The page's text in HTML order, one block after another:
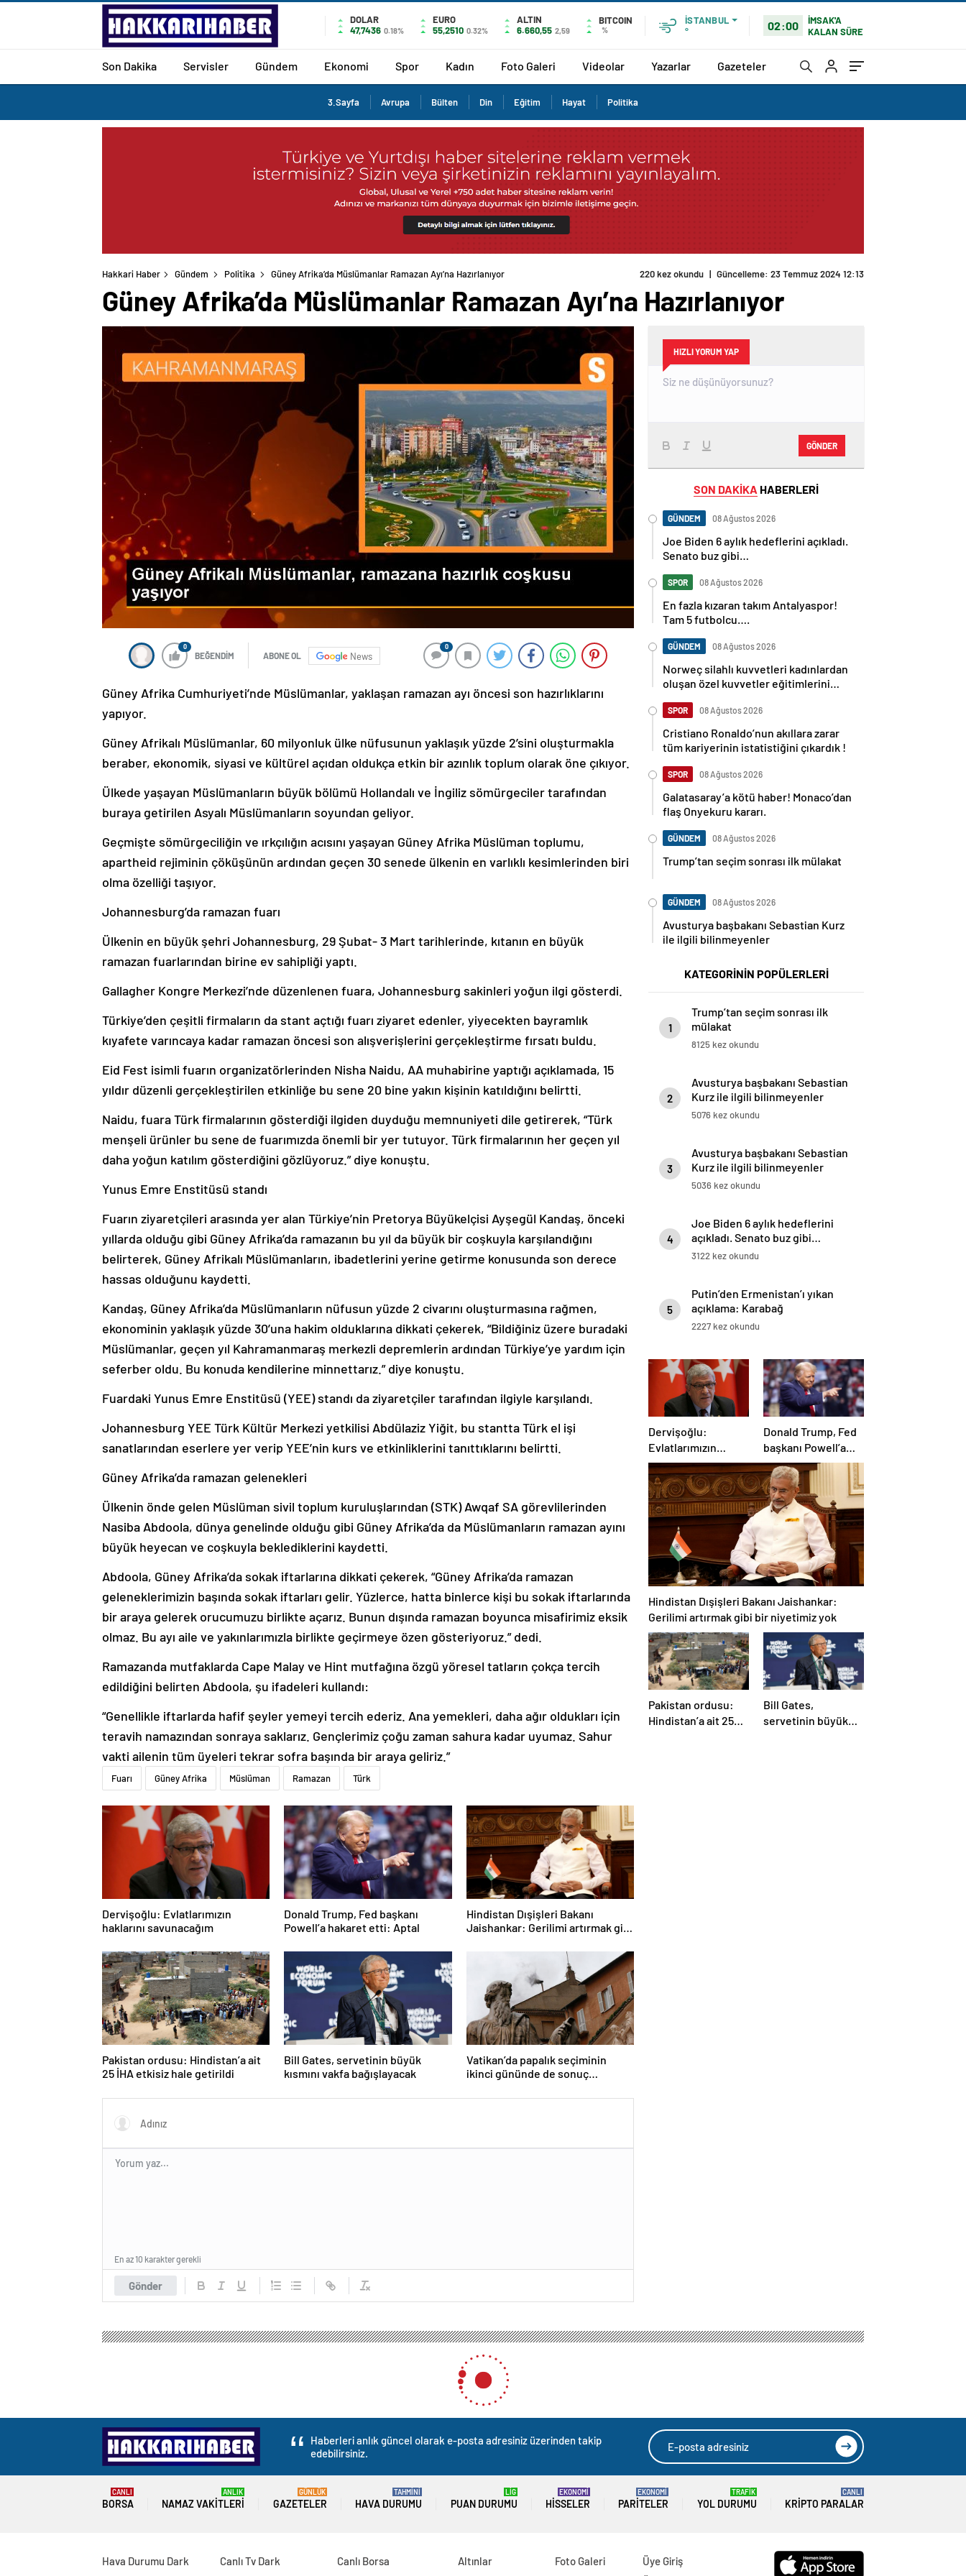
DOLAR
47,7436 0.18%
EURO
55,2510 0.32%
ALTIN
6.660,55 2,59
BITCOIN
%
İSTANBUL
°
02:00
İMSAK'A
KALAN SÜRE
Son Dakika Servisler Gündem Ekonomi Spor Kadın Foto Galeri Videolar Yazarlar Gazeteler
3.Sayfa Avrupa Bülten Din Eğitim Hayat Politika
Hakkari Haber Gündem Politika Güney Afrika’da Müslümanlar Ramazan Ayı’na Hazırlanıyor 220 kez okundu | Güncelleme: 23 Temmuz 2024 12:13
Güney Afrika’da Müslümanlar Ramazan Ayı’na Hazırlanıyor
0
BEĞENDİM ABONE OL News
0
Güney Afrika Cumhuriyeti’nde Müslümanlar, yaklaşan ramazan ayı öncesi son hazırlıklarını
yapıyor.
Güney Afrikalı Müslümanlar, 60 milyonluk ülke nüfusunun yaklaşık yüzde 2’sini oluşturmakla
beraber, ekonomik, siyasi ve kültürel açıdan oldukça etkin bir azınlık toplum olarak öne çıkıyor.
Ülkede yaşayan Müslümanların büyük bölümü Hollandalı ve İngiliz sömürgeciler tarafından
buraya getirilen Asyalı Müslümanların soyundan geliyor.
Geçmişte sömürgeciliğin ve ırkçılığın acısını yaşayan Güney Afrika Müslüman toplumu,
apartheid rejiminin çöküşünün ardından geçen 30 senede ülkenin en varlıklı kesimlerinden biri
olma özelliği taşıyor.
Johannesburg’da ramazan fuarı
Ülkenin en büyük şehri Johannesburg, 29 Şubat- 3 Mart tarihlerinde, kıtanın en büyük
ramazan fuarlarından birine ev sahipliği yaptı.
Gallagher Kongre Merkezi’nde düzenlenen fuara, Johannesburg sakinleri yoğun ilgi gösterdi.
Türkiye’den çeşitli firmaların da stant açtığı fuarı ziyaret edenler, yiyecekten bayramlık
kıyafete varıncaya kadar ramazan öncesi son alışverişlerini gerçekleştirme fırsatı buldu.
Eid Fest isimli fuarın organizatörlerinden Nisha Naidu, AA muhabirine yaptığı açıklamada, 15
yıldır düzenli gerçekleştirilen etkinliğe bu sene 20 bine yakın kişinin katıldığını belirtti.
Naidu, fuara Türk firmalarının gösterdiği ilgiden duyduğu memnuniyeti dile getirerek, “Türk
menşeli ürünler bu sene de fuarımızda önemli bir yer tutuyor. Türk firmalarının her geçen yıl
daha yoğun katılım gösterdiğini gözlüyoruz.” diye konuştu.
Yunus Emre Enstitüsü standı
Fuarın ziyaretçileri arasında yer alan Türkiye’nin Pretorya Büyükelçisi Ayşegül Kandaş, önceki
yıllarda olduğu gibi Güney Afrika’da ramazanın bu yıl da büyük bir coşkuyla karşılandığını
belirterek, Güney Afrikalı Müslümanların, ibadetlerini yerine getirme konusunda son derece
hassas olduğunu kaydetti.
Kandaş, Güney Afrika’da Müslümanların nüfusun yüzde 2 civarını oluşturmasına rağmen,
ekonominin yaklaşık yüzde 30’una hakim olduklarına dikkati çekerek, “Bildiğiniz üzere buradaki
Müslümanlar, geçen yıl Kahramanmaraş merkezli depremlerin ardından Türkiye’ye yardım için
seferber oldu. Bu konuda kendilerine minnettarız.” diye konuştu.
Fuardaki Yunus Emre Enstitüsü (YEE) standı da ziyaretçiler tarafından ilgiyle karşılandı.
Johannesburg YEE Türk Kültür Merkezi yetkilisi Abdülaziz Yiğit, bu stantta Türk el işi
sanatlarından eserlere yer verip YEE’nin kurs ve etkinliklerini tanıttıklarını belirtti.
Güney Afrika’da ramazan gelenekleri
Ülkenin önde gelen Müslüman sivil toplum kuruluşlarından (STK) Awqaf SA görevlilerinden
Nasiba Abdoola, dünya genelinde olduğu gibi Güney Afrika’da da Müslümanların ramazan ayını
büyük heyecan ve coşkuyla beklediklerini kaydetti.
Abdoola, Güney Afrika’da sokak iftarlarına dikkati çekerek, “Güney Afrika’da ramazan
geleneklerimizin başında sokak iftarları gelir. Yüzlerce, hatta binlerce kişi bu sokak iftarlarında
bir araya gelerek orucumuzu birlikte açarız. Bunun dışında ramazan boyunca misafirimiz eksik
olmaz. Bu ayı aile ve yakınlarımızla birlikte geçirmeye özen gösteriyoruz.” dedi.
Ramazanda mutfaklarda Cape Malay ve Hint mutfağına özgü yöresel tatların çokça tercih
edildiğini belirten Abdoola, şu ifadeleri kullandı:
“Genellikle iftarlarda hafif şeyler yemeyi tercih ederiz. Ana yemekleri, daha ağır oldukları için
teravih namazından sonraya saklarız. Gençlerimiz çoğu zaman sahura kadar uyumaz. Sahur
vakti ailenin tüm üyeleri tekrar sofra başında bir araya geliriz.”
Fuarı Güney Afrika Müslüman Ramazan Türk
Dervişoğlu: Evlatlarımızın
haklarını savunacağım
Donald Trump, Fed başkanı
Powell’a hakaret etti: Aptal
Hindistan Dışişleri Bakanı
Jaishankar: Gerilimi artırmak gibi
Pakistan ordusu: Hindistan’a ait
25 İHA etkisiz hale getirildi
Bill Gates, servetinin büyük
kısmını vakfa bağışlayacak
Vatikan’da papalık seçiminin
ikinci gününde de sonuç
Gönder
En az 10 karakter gerekli
HIZLI YORUM YAP
GÖNDER
SON DAKİKA HABERLERİ
GÜNDEM 08 Ağustos 2026
Joe Biden 6 aylık hedeflerini açıkladı.
Senato buz gibi…
SPOR 08 Ağustos 2026
En fazla kızaran takım Antalyaspor!
Tam 5 futbolcu….
GÜNDEM 08 Ağustos 2026
Norweç silahlı kuvvetleri kadınlardan
oluşan özel kuvvetler eğitimlerini
SPOR 08 Ağustos 2026
Cristiano Ronaldo’nun akıllara zarar
tüm kariyerinin istatistiğini çıkardık !
SPOR 08 Ağustos 2026
Galatasaray’a kötü haber! Monaco’dan
flaş Onyekuru kararı.
GÜNDEM 08 Ağustos 2026
Trump’tan seçim sonrası ilk mülakat
GÜNDEM 08 Ağustos 2026
Avusturya başbakanı Sebastian Kurz
ile ilgili bilinmeyenler
KATEGORİNİN POPÜLERLERİ
1
Trump’tan seçim sonrası ilk
mülakat
8125 kez okundu
2
Avusturya başbakanı Sebastian
Kurz ile ilgili bilinmeyenler
5076 kez okundu
3
Avusturya başbakanı Sebastian
Kurz ile ilgili bilinmeyenler
5036 kez okundu
4
Joe Biden 6 aylık hedeflerini
açıkladı. Senato buz gibi…
3122 kez okundu
5
Putin’den Ermenistan’ı yıkan
açıklama: Karabağ
Azerbaycan’ın ayrılmaz bir
2227 kez okundu
Dervişoğlu:
Evlatlarımızın
haklarını
savunacağım
Donald Trump, Fed
başkanı Powell’a
hakaret etti: Aptal
Hindistan Dışişleri Bakanı Jaishankar:
Gerilimi artırmak gibi bir niyetimiz yok
Pakistan ordusu:
Hindistan’a ait 25
Bill Gates,
servetinin büyük
Haberleri anlık güncel olarak e-posta adresiniz üzerinden takip
edebilirsiniz.
BORSA
CANLI
NAMAZ VAKITLERI
ANLIK
GAZETELER
GÜNLÜK
HAVA DURUMU
TAHMİNİ
PUAN DURUMU
LİG
HISSELER
EKONOMİ
PARITELER
EKONOMİ
YOL DURUMU
TRAFİK
KRIPTO PARALAR
CANLI
Hava Durumu Dark
Canlı Tv Dark
Canlı Borsa
Altınlar
Foto Galeri
Üye Giriş